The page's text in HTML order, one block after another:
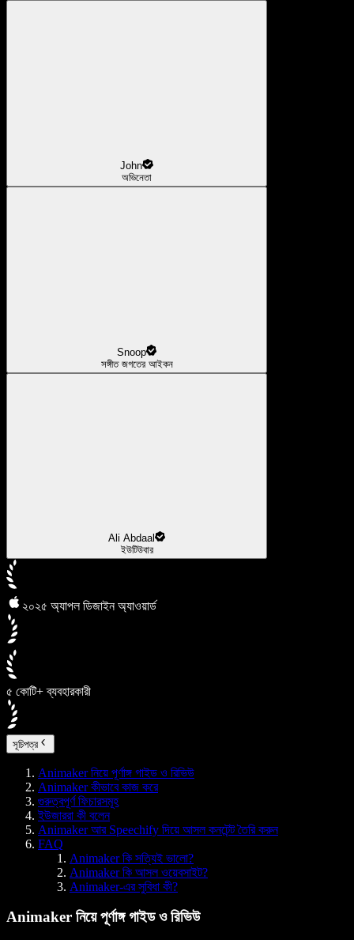
John
অভিনেতা
Snoop
সঙ্গীত জগতের আইকন
Ali Abdaal
ইউটিউবার
২০২৫ অ্যাপল ডিজাইন অ্যাওয়ার্ড
৫ কোটি+ ব্যবহারকারী
সূচিপত্র
Animaker নিয়ে পূর্ণাঙ্গ গাইড ও রিভিউ
Animaker কীভাবে কাজ করে
গুরুত্বপূর্ণ ফিচারসমূহ
ইউজাররা কী বলেন
Animaker আর Speechify দিয়ে আসল কনটেন্ট তৈরি করুন
FAQ
Animaker কি সত্যিই ভালো?
Animaker কি আসল ওয়েবসাইট?
Animaker-এর সুবিধা কী?
Animaker নিয়ে পূর্ণাঙ্গ গাইড ও রিভিউ